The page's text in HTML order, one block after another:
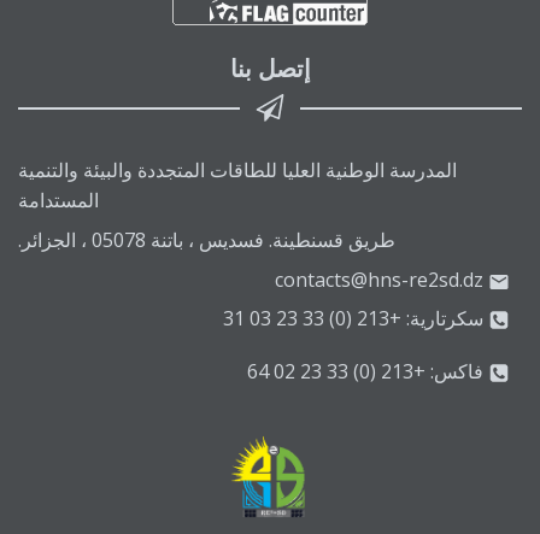
إتصل بنا
المدرسة الوطنية العليا للطاقات المتجددة والبيئة والتنمية
المستدامة
طريق قسنطينة. فسديس ، باتنة 05078 ، الجزائر.
contacts@hns-re2sd.dz
سكرتارية: +213 (0) 33 23 03 31
فاكس: +213 (0) 33 23 02 64